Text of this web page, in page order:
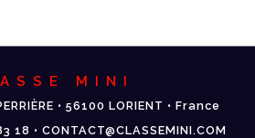
MINI
• 56100 LORIENT • France
18 • CONTACT@CLASSEMINI.COM